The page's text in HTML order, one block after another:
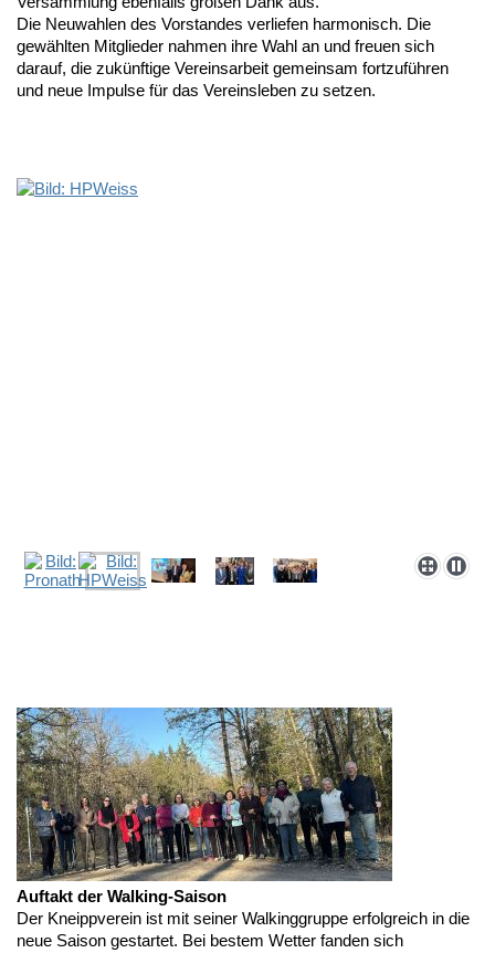
Die Neuwahlen des Vorstandes verliefen harmonisch. Die
gewählten Mitglieder nahmen ihre Wahl an und freuen sich
darauf, die zukünftige Vereinsarbeit gemeinsam fortzuführen
und neue Impulse für das Vereinsleben zu setzen.
Auftakt der Walking-Saison
Der Kneippverein ist mit seiner Walkinggruppe erfolgreich in die
neue Saison gestartet. Bei bestem Wetter fanden sich